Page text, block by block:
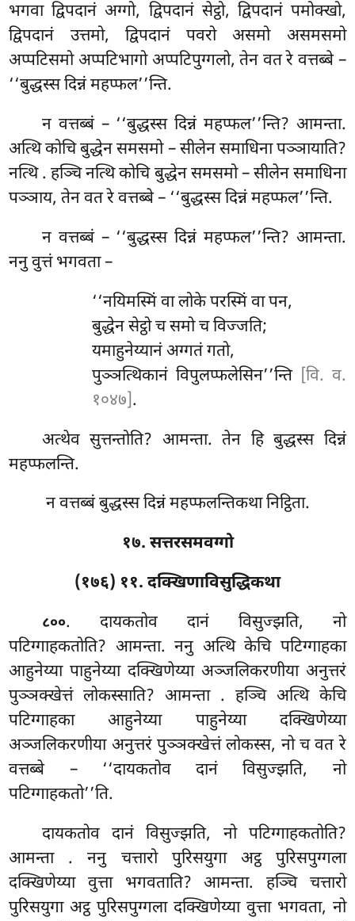
भगवा द्विपदानं अग्गो, द्विपदानं सेट्ठो, द्विपदानं पमोक्खो,
द्विपदानं उत्तमो, द्विपदानं पवरो असमो असमसमो
अप्पटिसमो अप्पटिभागो अप्पटिपुग्गलो, तेन वत रे वत्तब्बे –
‘‘बुद्धस्स दिन्नं महप्फल’’न्ति.
न वत्तब्बं – ‘‘बुद्धस्स दिन्नं महप्फल’’न्ति? आमन्ता.
अत्थि कोचि बुद्धेन समसमो – सीलेन समाधिना पञ्ञायाति?
नत्थि. हञ्चि नत्थि कोचि बुद्धेन समसमो – सीलेन समाधिना
पञ्ञाय, तेन वत रे वत्तब्बे – ‘‘बुद्धस्स दिन्नं महप्फल’’न्ति.
न वत्तब्बं – ‘‘बुद्धस्स दिन्नं महप्फल’’न्ति? आमन्ता.
ननु वुत्तं भगवता –
‘‘नयिमस्मिं वा लोके परस्मिंवा पन,
बुद्धेन सेट्ठो च समो च विज्जति;
यमाहुनेय्यानं अग्गतं गतो,
पुञ्ञत्थिकानं विपुलप्फलेसिन’’न्ति [वि. व.
१०४७].
अत्थेव सुत्तन्तोति? आमन्ता. तेन हि बुद्धस्स दिन्नं
महप्फलन्ति.
न वत्तब्बं बुद्धस्स दिन्नं महप्फलन्तिकथा निट्ठिता.
१७. सत्तरसमवग्गो
(१७६) ११. दक्खिणाविसुद्धिकथा
८००. दायकतोव दानं विसुज्झति, नो
पटिग्गाहकतोति? आमन्ता. ननु अत्थि केचि पटिग्गाहका
आहुनेय्या पाहुनेय्या दक्खिणेय्या अञ्जलिकरणीया अनुत्तरं
पुञ्ञक्खेत्तं लोकस्साति? आमन्ता . हञ्चि अत्थि केचि
पटिग्गाहका आहुनेय्या पाहुनेय्या दक्खिणेय्या
अञ्जलिकरणीया अनुत्तरं पुञ्ञक्खेत्तं लोकस्स, नो च वत रे
वत्तब्बे – ‘‘दायकतोव दानं विसुज्झति, नो
पटिग्गाहकतो’’ति.
दायकतोव दानं विसुज्झति, नो पटिग्गाहकतोति?
आमन्ता . ननु चत्तारो पुरिसयुगा अट्ठ पुरिसपुग्गला
दक्खिणेय्या वुत्ता भगवताति? आमन्ता. हञ्चि चत्तारो
पुरिसयुगा अट्ठ पुरिसपुग्गला दक्खिणेय्या वुत्ता भगवता, नो